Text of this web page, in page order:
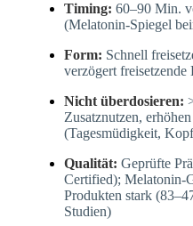
Timing: 60–90 Min.
(Melatonin-Spiegel
Form: Schnell
verzögert
Nicht überdosieren:
Zusatznutzen,
(Tagesmüdigkeit,
Qualität: Geprüfte
Certified); Melatonin-
Produkten stark
Studien)